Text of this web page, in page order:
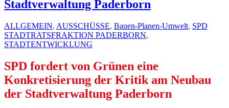
Stadtverwaltung Paderborn
ALLGEMEIN, AUSSCHÜSSE, Bauen-Planen-Umwelt, SPD
STADTRATSFRAKTION PADERBORN,
STADTENTWICKLUNG
SPD fordert von Grünen eine
Konkretisierung der Kritik am Neubau
der Stadtverwaltung Paderborn